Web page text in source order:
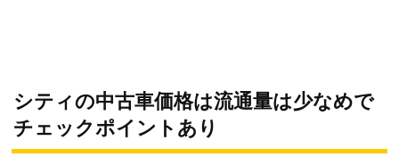
シティの中古車価格は流通量は少なめで
チェックポイントあり